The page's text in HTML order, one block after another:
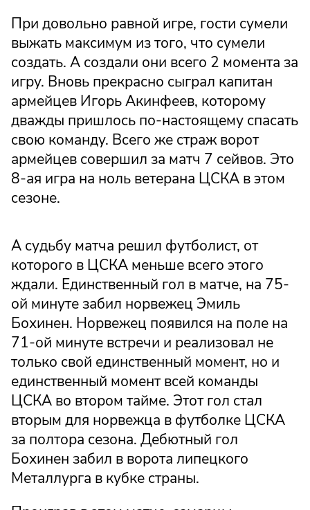
При довольно равной игре, гости сумели
выжать максимум из того, что сумели
создать. А создали они всего 2 момента за
игру. Вновь прекрасно сыграл капитан
армейцев Игорь Акинфеев, которому
дважды пришлось по-настоящему спасать
свою команду. Всего же страж ворот
армейцев совершил за матч 7 сейвов. Это
8-ая игра на ноль ветерана ЦСКА в этом
сезоне.
А судьбу матча решил футболист, от
которого в ЦСКА меньше всего этого
ждали. Единственный гол в матче, на 75-
ой минуте забил норвежец Эмиль
Бохинен. Норвежец появился на поле на
71-ой минуте встречи и реализовал не
только свой единственный момент, но и
единственный момент всей команды
ЦСКА во втором тайме. Этот гол стал
вторым для норвежца в футболке ЦСКА
за полтора сезона. Дебютный гол
Бохинен забил в ворота липецкого
Металлурга в кубке страны.